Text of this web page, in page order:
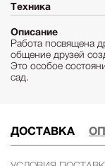
Техника
Описание
Работа посвящена
общение друзей
Это особое
сад.
ДОСТАВКА